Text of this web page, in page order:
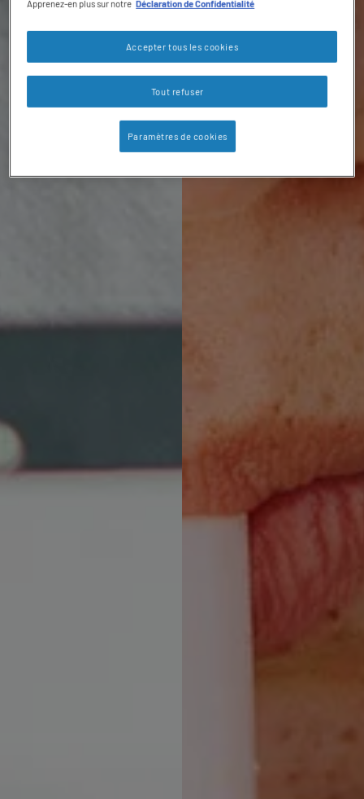
Apprenez-en plus sur notre Déclaration de Confidentialité
Tout refuser
Accepter tous les cookies
Paramètres de cookies